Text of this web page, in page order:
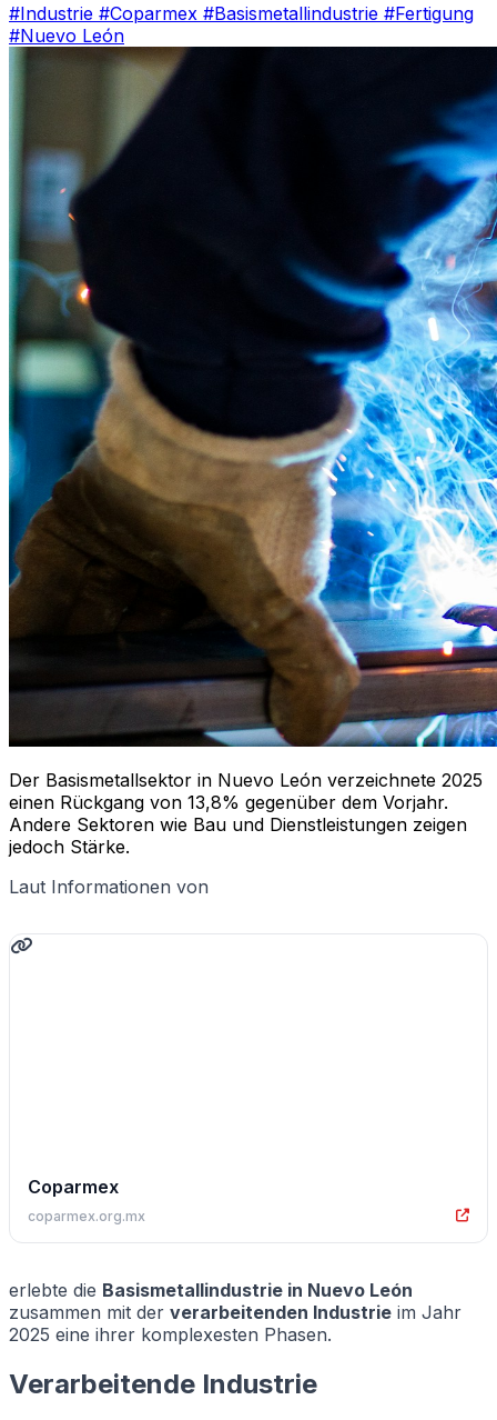
#Industrie #Coparmex #Basismetallindustrie #Fertigung
#Nuevo León
Der Basismetallsektor in Nuevo León verzeichnete 2025
einen Rückgang von 13,8% gegenüber dem Vorjahr.
Andere Sektoren wie Bau und Dienstleistungen zeigen
jedoch Stärke.
Laut Informationen von
Coparmex
coparmex.org.mx
erlebte die Basismetallindustrie in Nuevo León
zusammen mit der verarbeitenden Industrie im Jahr
2025 eine ihrer komplexesten Phasen.
Verarbeitende Industrie